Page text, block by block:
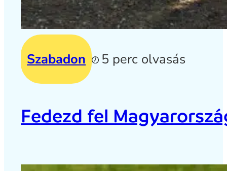
Szabadon 5 perc olvasás
Fedezd fel